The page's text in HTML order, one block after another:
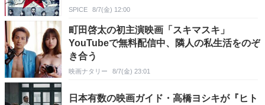
SPICE 8/7(金) 12:00
町田啓太の初主演映画「スキマスキ」
YouTubeで無料配信中、隣人の私生活をのぞ
き合う
映画ナタリー 8/7(金) 23:01
日本有数の映画ガイド・高橋ヨシキが『ヒト